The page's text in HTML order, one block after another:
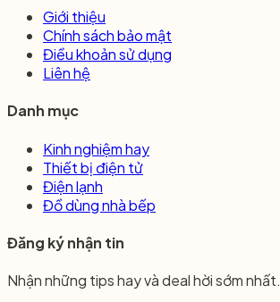
Giới thiệu
Chính sách bảo mật
Điều khoản sử dụng
Liên hệ
Danh mục
Kinh nghiệm hay
Thiết bị điện tử
Điện lạnh
Đồ dùng nhà bếp
Đăng ký nhận tin
Nhận những tips hay và deal hời sớm nhất.